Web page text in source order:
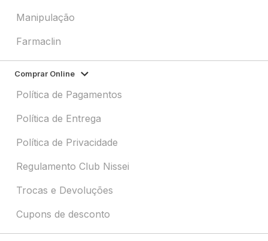
Manipulação
Farmaclin
Comprar Online
Política de Pagamentos
Política de Entrega
Política de Privacidade
Regulamento Club Nissei
Trocas e Devoluções
Cupons de desconto